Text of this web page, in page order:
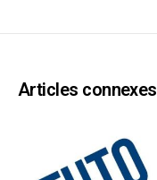
Articles connexes